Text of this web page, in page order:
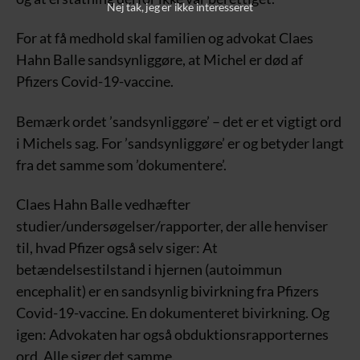
For at få medhold skal familien og advokat Claes
Hahn Balle sandsynliggøre, at Michel er død af
Pfizers Covid-19-vaccine.
Bemærk ordet ’sandsynliggøre’ – det er et vigtigt ord
i Michels sag. For ’sandsynliggøre’ er og betyder langt
fra det samme som ’dokumentere’.
Claes Hahn Balle vedhæfter
studier/undersøgelser/rapporter, der alle henviser
til, hvad Pfizer også selv siger: At
betændelsestilstand i hjernen (autoimmun
encephalit) er en sandsynlig bivirkning fra Pfizers
Covid-19-vaccine. En dokumenteret bivirkning. Og
igen: Advokaten har også obduktionsrapporternes
ord. Alle siger det samme.
Nej tak, jeg er ikke interesseret